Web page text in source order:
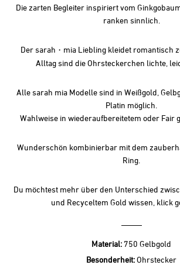
Die zarten Begleiter inspiriert vom
ranken sinnlich.
Der sarah ・ mia Liebling kleidet romantisch
Alltag sind die Ohrsteckerchen lichte,
Alle sarah mia Modelle sind in Weißgold,
Platin möglich.
Wahlweise in wiederaufbereitetem oder Fair
Wunderschön kombinierbar mit dem
Ring
Du möchtest mehr über den Unterschied
und Recyceltem Gold wissen, klick
Material: 750 Gelbgold
Besonderheit:Ohrstecker